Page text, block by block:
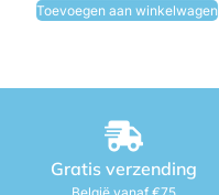
Toevoegen aan winkelwagen
Gratis verzending